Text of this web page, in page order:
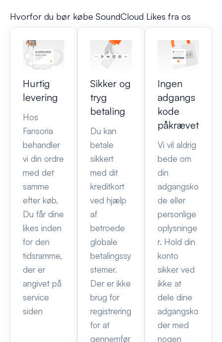
Hvorfor du bør købe SoundCloud Likes fra os
Hurtig
levering
Hos
Fansoria
behandler
vi din ordre
med det
samme
efter køb.
Du får dine
likes inden
for den
tidsramme,
der er
angivet på
service
siden
Sikker og
tryg
betaling
Du kan
betale
sikkert
med dit
kreditkort
ved hjælp
af
betroede
globale
betalingssy
stemer.
Der er ikke
brug for
registrering
for at
gennemfør
Ingen
adgangs
kode
påkrævet
Vi vil aldrig
bede om
din
adgangsko
de eller
personlige
oplysninge
r. Hold din
konto
sikker ved
ikke at
dele dine
adgangsko
der med
nogen